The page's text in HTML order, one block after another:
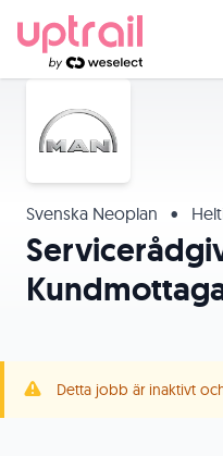
Svenska Neoplan •
Detta jobb är inaktivt